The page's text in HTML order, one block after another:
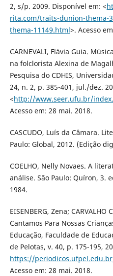
2, s/p. 2009. Disponível em: <
rita.com/traits-dunion-thema-
thema-11149.html>. Acesso
CARNEVALI, Flávia Guia.
na folclorista Alexina de
Pesquisa do CDHIS,
24, n. 2, p. 385-401, jul./dez.
<http://www.seer.ufu.br/
Acesso em: 28 mai. 2018.
CASCUDO, Luís da Câmara.
Paulo: Global, 2012. (Edição
COELHO, Nelly Novaes. A
análise. São Paulo: Quíron, 3.
1984.
EISENBERG, Zena;
Cantamos Para Nossas
Educação, Faculdade de
de Pelotas, v. 40, p. 175-195,
https://
Acesso em: 28 mai. 2018.